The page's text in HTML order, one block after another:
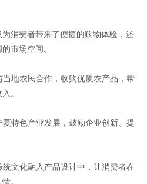
消费者带来了便捷的购物体验，还
市场空间。
地农民合作，收购优质农产品，帮
。
特色产业发展，鼓励企业创新、提
文化融入产品设计中，让消费者在
。